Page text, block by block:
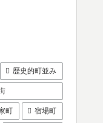
歴史的町並み
町 宿場町